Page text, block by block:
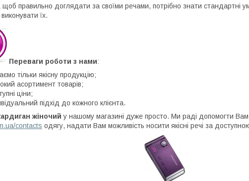
щоб правильно доглядати за своїми речами, потрібно знати стандартні
їх.
Переваги роботи з нами:
тільки якісну продукцію;
асортимент товарів;
ціни;
підхід до кожного клієнта.
жіночий у нашому магазині дуже просто. Ми раді допомогти Вам
contacts одягу, надати Вам можливість носити якісні речі за